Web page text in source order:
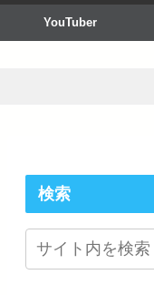
YouTuber
検索